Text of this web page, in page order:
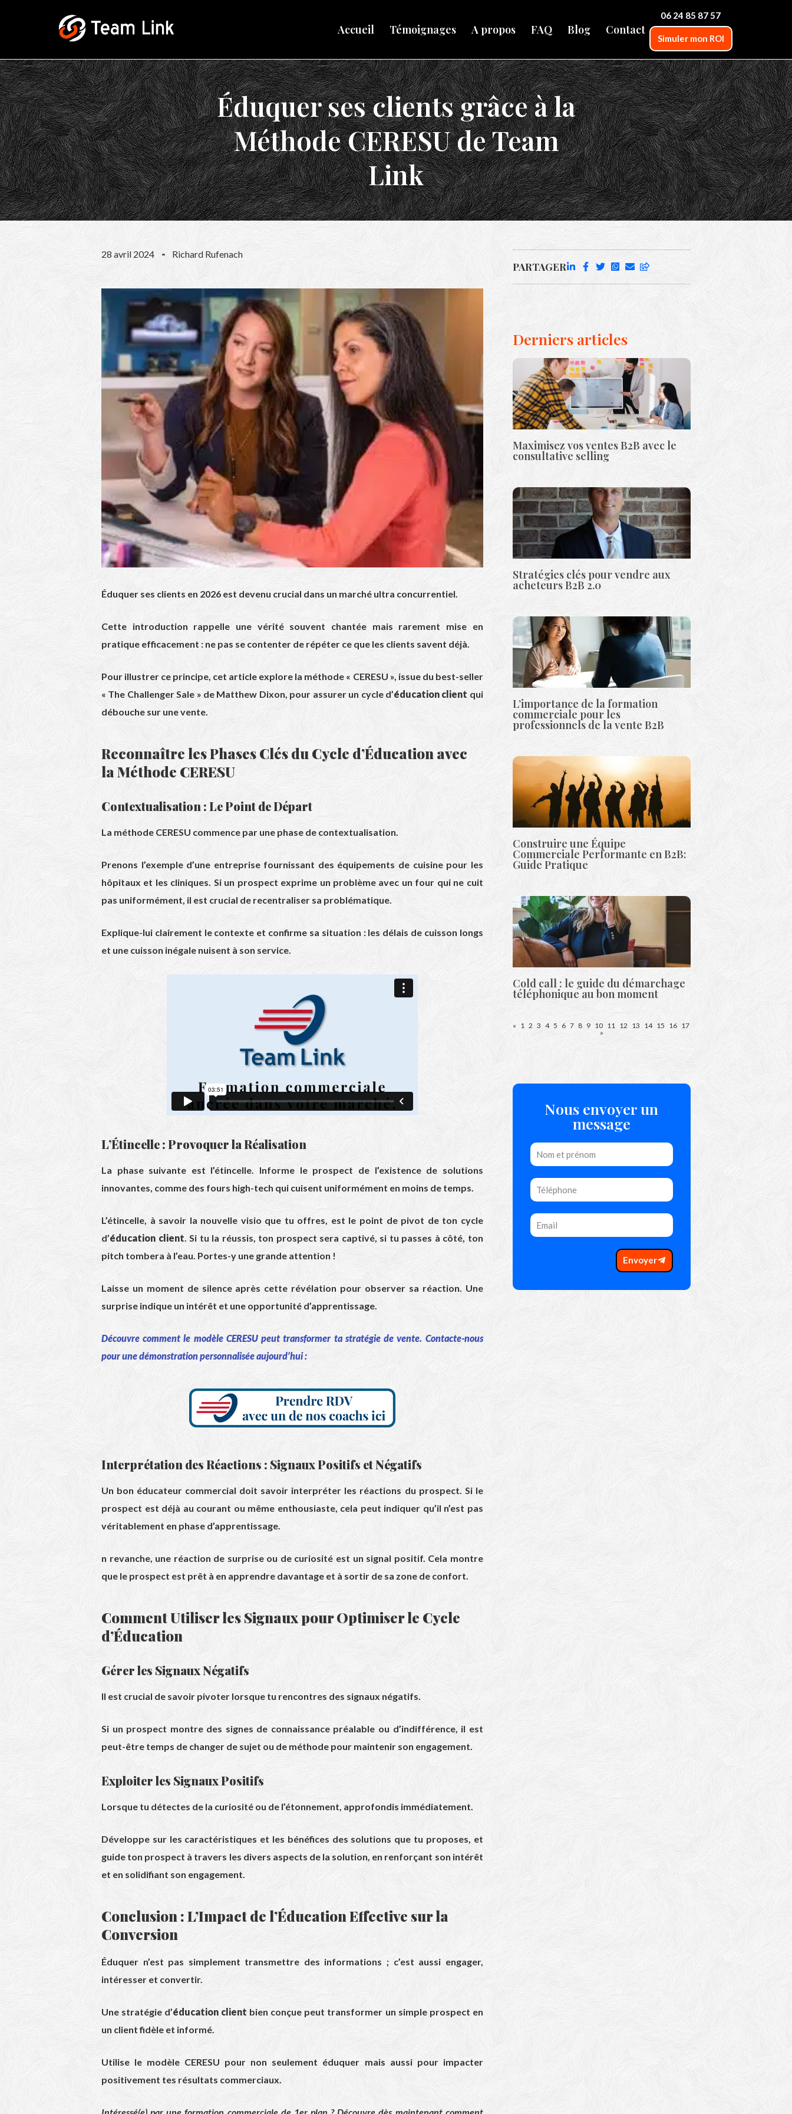
Accueil Témoignages A propos FAQ Blog Contact
Simuler mon ROI
06 24 85 87 57
Éduquer ses clients grâce à la
Méthode CERESU de Team
Link
28 avril 2024 Richard Rufenach
Éduquer ses clients en 2026 est devenu crucial dans un marché ultra concurrentiel.
Cette introduction rappelle une vérité souvent chantée mais rarement mise en
pratique efficacement : ne pas se contenter de répéter ce que les clients savent déjà.
Pour illustrer ce principe, cet article explore la méthode « CERESU », issue du best-seller
« The Challenger Sale » de Matthew Dixon , pour assurer un cycle d’éducation client qui
débouche sur une vente.
Reconnaître les Phases Clés du Cycle d’Éducation avec
la Méthode CERESU
Contextualisation : Le Point de Départ
La méthode CERESU commence par une phase de contextualisation.
Prenons l’exemple d’une entreprise fournissant des équipements de cuisine pour les
hôpitaux et les cliniques. Si un prospect exprime un problème avec un four qui ne cuit
pas uniformément, il est crucial de recentraliser sa problématique.
Explique-lui clairement le contexte et confirme sa situation : les délais de cuisson longs
et une cuisson inégale nuisent à son service.
L’Étincelle : Provoquer la Réalisation
La phase suivante est l’étincelle. Informe le prospect de l’existence de solutions
innovantes, comme des fours high-tech qui cuisent uniformément en moins de temps.
L’étincelle, à savoir la nouvelle visio que tu offres, est le point de pivot de ton cycle
d’éducation client. Si tu la réussis, ton prospect sera captivé, si tu passes à côté, ton
pitch tombera à l’eau. Portes-y une grande attention !
Laisse un moment de silence après cette révélation pour observer sa réaction. Une
surprise indique un intérêt et une opportunité d’apprentissage.
Découvre comment le modèle CERESU peut transformer ta stratégie de vente. Contacte-nous
pour une démonstration personnalisée aujourd’hui :
Interprétation des Réactions : Signaux Positifs et Négatifs
Un bon éducateur commercial doit savoir interpréter les réactions du prospect. Si le
prospect est déjà au courant ou même enthousiaste, cela peut indiquer qu’il n’est pas
véritablement en phase d’apprentissage.
n revanche, une réaction de surprise ou de curiosité est un signal positif. Cela montre
que le prospect est prêt à en apprendre davantage et à sortir de sa zone de confort.
Comment Utiliser les Signaux pour Optimiser le Cycle
d’Éducation
Gérer les Signaux Négatifs
Il est crucial de savoir pivoter lorsque tu rencontres des signaux négatifs.
Si un prospect montre des signes de connaissance préalable ou d’indifférence, il est
peut-être temps de changer de sujet ou de méthode pour maintenir son engagement.
Exploiter les Signaux Positifs
Lorsque tu détectes de la curiosité ou de l’étonnement, approfondis immédiatement.
Développe sur les caractéristiques et les bénéfices des solutions que tu proposes, et
guide ton prospect à travers les divers aspects de la solution, en renforçant son intérêt
et en solidifiant son engagement.
Conclusion : L’Impact de l’Éducation Effective sur la
Conversion
Éduquer n’est pas simplement transmettre des informations ; c’est aussi engager,
intéresser et convertir.
Une stratégie d’éducation client bien conçue peut transformer un simple prospect en
un client fidèle et informé.
Utilise le modèle CERESU pour non seulement éduquer mais aussi pour impacter
positivement tes résultats commerciaux.
PARTAGER
Derniers articles
Maximisez vos ventes B2B avec le
consultative selling
Stratégies clés pour vendre aux
acheteurs B2B 2.0
L’importance de la formation
commerciale pour les
professionnels de la vente B2B
Construire une Équipe
Commerciale Performante en B2B:
Guide Pratique
Cold call : le guide du démarchage
téléphonique au bon moment
« 1 2 3 4 5 6 7 8 9 10 11 12 13 14 15 16 17
»
Nous envoyer un
message
Envoyer